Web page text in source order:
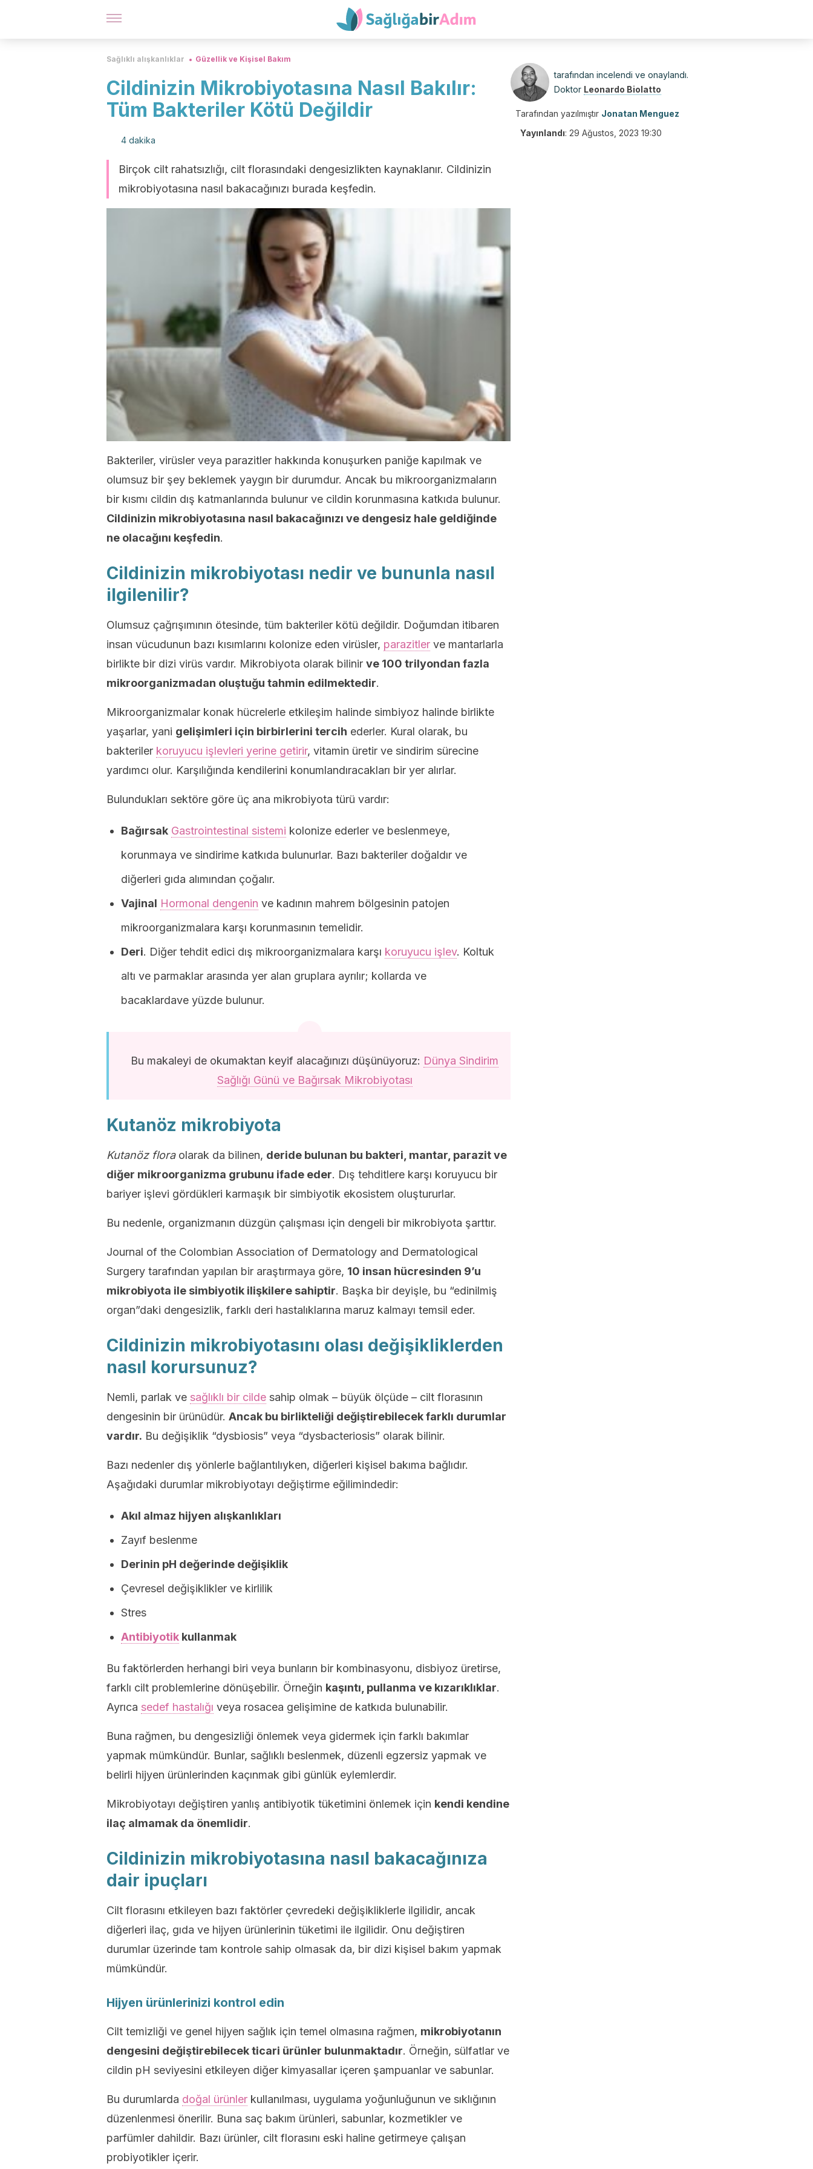
Sağlıklı alışkanlıklar Güzellik ve Kişisel Bakım
Cildinizin Mikrobiyotasına Nasıl Bakılır:
Tüm Bakteriler Kötü Değildir
4 dakika
Birçok cilt rahatsızlığı, cilt florasındaki dengesizlikten kaynaklanır. Cildinizin
mikrobiyotasına nasıl bakacağınızı burada keşfedin.
Bakteriler, virüsler veya parazitler hakkında konuşurken paniğe kapılmak ve
olumsuz bir şey beklemek yaygın bir durumdur. Ancak bu mikroorganizmaların
bir kısmı cildin dış katmanlarında bulunur ve cildin korunmasına katkıda bulunur.
Cildinizin mikrobiyotasına nasıl bakacağınızı ve dengesiz hale geldiğinde
ne olacağını keşfedin.
Cildinizin mikrobiyotası nedir ve bununla nasıl
ilgilenilir?
Olumsuz çağrışımının ötesinde, tüm bakteriler kötü değildir. Doğumdan itibaren
insan vücudunun bazı kısımlarını kolonize eden virüsler, parazitler ve mantarlarla
birlikte bir dizi virüs vardır. Mikrobiyota olarak bilinir ve 100 trilyondan fazla
mikroorganizmadan oluştuğu tahmin edilmektedir.
Mikroorganizmalar konak hücrelerle etkileşim halinde simbiyoz halinde birlikte
yaşarlar, yani gelişimleri için birbirlerini tercih ederler. Kural olarak, bu
bakteriler koruyucu işlevleri yerine getirir, vitamin üretir ve sindirim sürecine
yardımcı olur. Karşılığında kendilerini konumlandıracakları bir yer alırlar.
Bulundukları sektöre göre üç ana mikrobiyota türü vardır:
Bağırsak Gastrointestinal sistemi kolonize ederler ve beslenmeye,
korunmaya ve sindirime katkıda bulunurlar. Bazı bakteriler doğaldır ve
diğerleri gıda alımından çoğalır.
Vajinal Hormonal dengenin ve kadının mahrem bölgesinin patojen
mikroorganizmalara karşı korunmasının temelidir.
Deri. Diğer tehdit edici dış mikroorganizmalara karşı koruyucu işlev. Koltuk
altı ve parmaklar arasında yer alan gruplara ayrılır; kollarda ve
bacaklardave yüzde bulunur.
Bu makaleyi de okumaktan keyif alacağınızı düşünüyoruz: Dünya Sindirim
Sağlığı Günü ve Bağırsak Mikrobiyotası
Kutanöz mikrobiyota
Kutanöz floraolarak da bilinen, deride bulunan bu bakteri, mantar, parazit ve
diğer mikroorganizma grubunu ifade eder. Dış tehditlere karşı koruyucu bir
bariyer işlevi gördükleri karmaşık bir simbiyotik ekosistem oluştururlar.
Bu nedenle, organizmanın düzgün çalışması için dengeli bir mikrobiyota şarttır.
Journal of the Colombian Association of Dermatology and Dermatological
Surgery tarafından yapılan bir araştırmaya göre, 10 insan hücresinden 9’u
mikrobiyota ile simbiyotik ilişkilere sahiptir. Başka bir deyişle, bu “edinilmiş
organ”daki dengesizlik, farklı deri hastalıklarına maruz kalmayı temsil eder.
Cildinizin mikrobiyotasını olası değişikliklerden
nasıl korursunuz?
Nemli, parlak ve sağlıklı bir cilde sahip olmak – büyük ölçüde – cilt florasının
dengesinin bir ürünüdür. Ancak bu birlikteliği değiştirebilecek farklı durumlar
vardır. Bu değişiklik “dysbiosis” veya “dysbacteriosis” olarak bilinir.
Bazı nedenler dış yönlerle bağlantılıyken, diğerleri kişisel bakıma bağlıdır.
Aşağıdaki durumlar mikrobiyotayı değiştirme eğilimindedir:
Akıl almaz hijyen alışkanlıkları
Zayıf beslenme
Derinin pH değerinde değişiklik
Çevresel değişiklikler ve kirlilik
Stres
Antibiyotik kullanmak
Bu faktörlerden herhangi biri veya bunların bir kombinasyonu, disbiyoz üretirse,
farklı cilt problemlerine dönüşebilir. Örneğin kaşıntı, pullanma ve kızarıklıklar.
Ayrıca sedef hastalığı veya rosacea gelişimine de katkıda bulunabilir.
Buna rağmen, bu dengesizliği önlemek veya gidermek için farklı bakımlar
yapmak mümkündür. Bunlar, sağlıklı beslenmek, düzenli egzersiz yapmak ve
belirli hijyen ürünlerinden kaçınmak gibi günlük eylemlerdir.
Mikrobiyotayı değiştiren yanlış antibiyotik tüketimini önlemek için kendi kendine
ilaç almamak da önemlidir.
Cildinizin mikrobiyotasına nasıl bakacağınıza
dair ipuçları
Cilt florasını etkileyen bazı faktörler çevredeki değişikliklerle ilgilidir, ancak
diğerleri ilaç, gıda ve hijyen ürünlerinin tüketimi ile ilgilidir. Onu değiştiren
durumlar üzerinde tam kontrole sahip olmasak da, bir dizi kişisel bakım yapmak
mümkündür.
Hijyen ürünlerinizi kontrol edin
Cilt temizliği ve genel hijyen sağlık için temel olmasına rağmen, mikrobiyotanın
dengesini değiştirebilecek ticari ürünler bulunmaktadır. Örneğin, sülfatlar ve
cildin pH seviyesini etkileyen diğer kimyasallar içeren şampuanlar ve sabunlar.
Bu durumlarda doğal ürünler kullanılması, uygulama yoğunluğunun ve sıklığının
düzenlenmesi önerilir. Buna saç bakım ürünleri, sabunlar, kozmetikler ve
parfümler dahildir. Bazı ürünler, cilt florasını eski haline getirmeye çalışan
probiyotikler içerir.
tarafından incelendi ve onaylandı.
Doktor Leonardo Biolatto
Tarafından yazılmıştır Jonatan Menguez
Yayınlandı: 29 Ağustos, 2023 19:30